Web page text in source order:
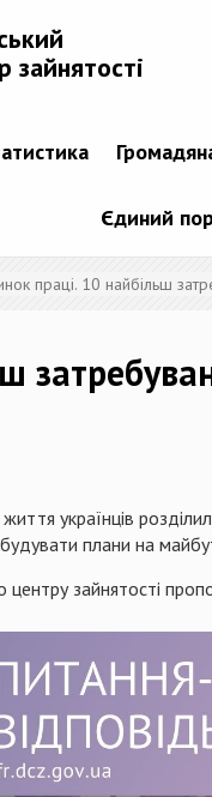
зайнятості
Єдиний
праці. 10 найбільш
українців
плани на
зайнятості